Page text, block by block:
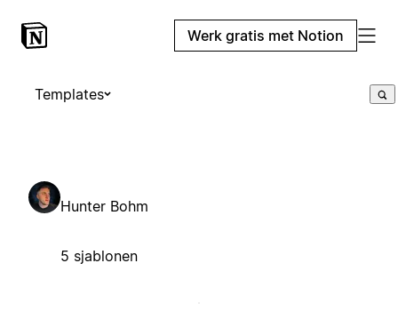
Werk gratis met Notion
Templates
Hunter Bohm
5 sjablonen